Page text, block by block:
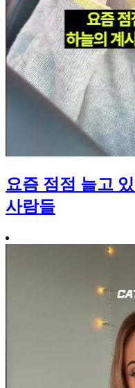
요즘 점점 늘고
사람들